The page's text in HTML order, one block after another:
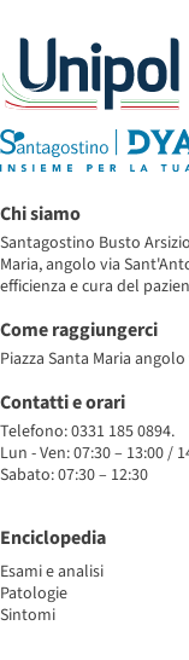
Chi siamo
Santagostino Busto
Maria, angolo via
efficienza e cura del
Come raggiungerci
Piazza Santa Maria
Contatti e orari
Telefono: 0331 185 0894.
Lun - Ven: 07:30 – 13:00 /
Sabato: 07:30 – 12:30
Enciclopedia
Esami e analisi
Patologie
Sintomi